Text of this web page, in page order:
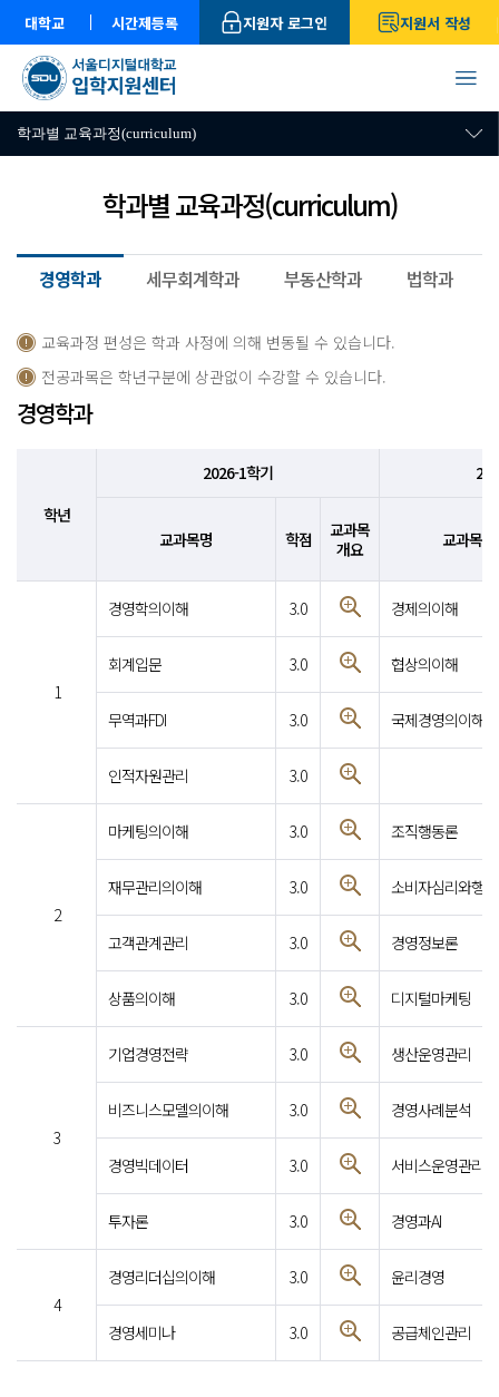
대학교 시간제등록 지원자 로그인 지원서 작성
학과별 교육과정(curriculum)
학과별 교육과정(curriculum)
경영학과 세무회계학과 부동산학과 법학과
교육과정 편성은 학과 사정에 의해 변동될 수 있습니다.
전공과목은 학년구분에 상관없이 수강할 수 있습니다.
경영학과
학년
2026-1학기
교과목명 학점
교과목
개요
교과목명
1
경영학의이해 3.0 경제의이해
회계입문 3.0 협상의이해
무역과FDI 3.0 국제경영의이해
인적자원관리 3.0
2
마케팅의이해 3.0 조직행동론
재무관리의이해 3.0 소비자심리와행동
고객관계관리 3.0 경영정보론
상품의이해 3.0 디지털마케팅
3
기업경영전략 3.0 생산운영관리
비즈니스모델의이해 3.0 경영사례분석
경영빅데이터 3.0 서비스운영관리
투자론 3.0 경영과AI
4
경영리더십의이해 3.0 윤리경영
경영세미나 3.0 공급체인관리